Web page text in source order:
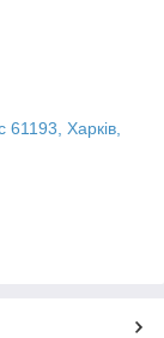
Харків,